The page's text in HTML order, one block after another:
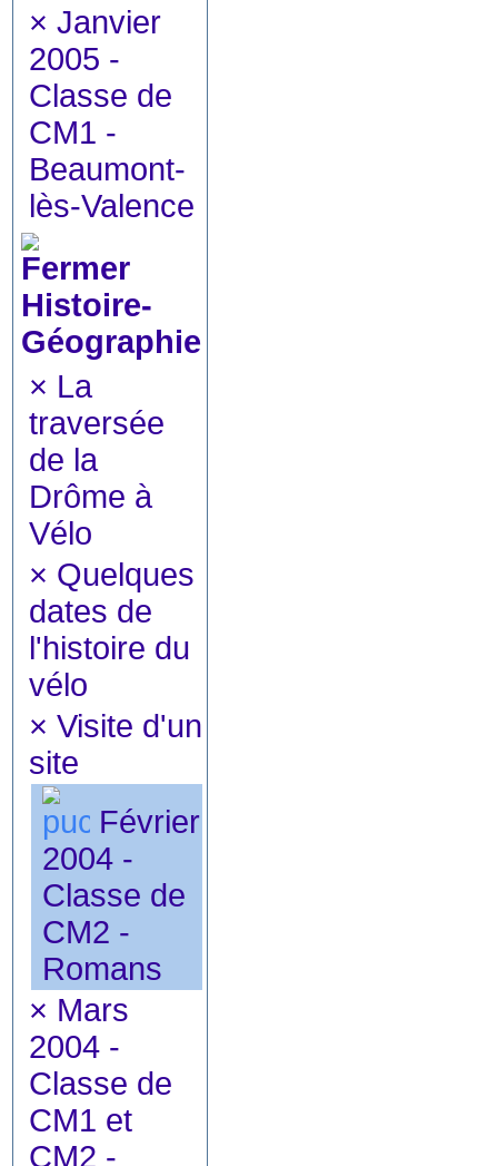
× Janvier
2005 -
Classe de
CM1 -
Beaumont-
lès-Valence
Histoire-
Géographie
× La
traversée
de la
Drôme à
Vélo
× Quelques
dates de
l'histoire du
vélo
× Visite d'un
site
Février
2004 -
Classe de
CM2 -
Romans
× Mars
2004 -
Classe de
CM1 et
CM2 -